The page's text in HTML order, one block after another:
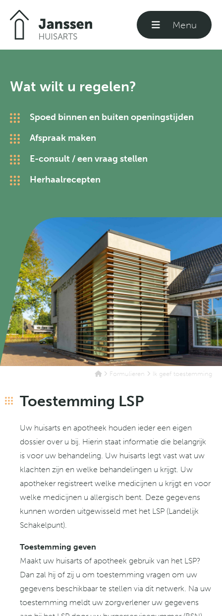
Sluiten
Formulieren
Menu
Wat wilt u regelen?
Spoed binnen en buiten openingstijden
Afspraak maken
E-consult / een vraag stellen
Herhaalrecepten
Formulieren Ik geef toestemming
Toestemming LSP
Uw huisarts en apotheek houden ieder een eigen
dossier over u bij. Hierin staat informatie die belangrijk
is voor uw behandeling. Uw huisarts legt vast wat uw
klachten zijn en welke behandelingen u krijgt. Uw
apotheker registreert welke medicijnen u krijgt en voor
welke medicijnen u allergisch bent. Deze gegevens
kunnen worden uitgewisseld met het LSP (Landelijk
Schakelpunt).
Toestemming geven
Maakt uw huisarts of apotheek gebruik van het LSP?
Dan zal hij of zij u om toestemming vragen om uw
gegevens beschikbaar te stellen via dit netwerk. Na uw
toestemming meldt uw zorgverlener uw gegevens